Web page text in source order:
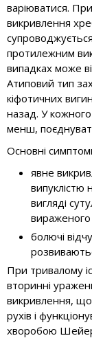
варіюватися.
викривлення
протилежним
випадках може
Атиповий тип
кіфотичних
назад. У
менш,
Основні
явне
випуклістю
вигляді
болючі
При тривалому
вторинні
викривлення, що
рухів і
хворобою